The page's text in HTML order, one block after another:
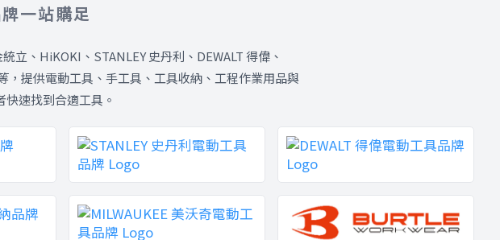
一站購足
立、HiKOKI、STANLEY 史丹利、DEWALT 得偉、
提供電動工具、手工具、工具收納、工程作業用品與
速找到合適工具。